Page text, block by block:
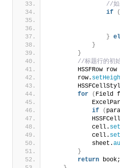
//如
if
(
}
}
}
//标题行的初
HSSFRow row
        row.
for
( Field
if
(
            cell.
            cell.
            sheet.
}
return book;